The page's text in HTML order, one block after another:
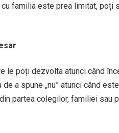
familia este prea limitat, poți
le poți dezvolta atunci când
a spune „nu” atunci când
partea colegilor, familiei sau